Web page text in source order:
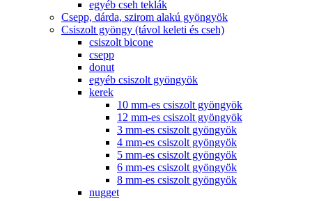
egyéb cseh teklák
Csepp, dárda, szirom alakú gyöngyök
Csiszolt gyöngy (távol keleti és cseh)
csiszolt bicone
csepp
donut
egyéb csiszolt gyöngyök
kerek
10 mm-es csiszolt gyöngyök
12 mm-es csiszolt gyöngyök
3 mm-es csiszolt gyöngyök
4 mm-es csiszolt gyöngyök
5 mm-es csiszolt gyöngyök
6 mm-es csiszolt gyöngyök
8 mm-es csiszolt gyöngyök
nugget